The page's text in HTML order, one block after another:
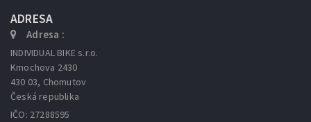
ADRESA
Adresa :
INDIVIDUAL BIKE s.r.o.
Kmochova 2430
430 03, Chomutov
Česká republika
IČO: 27288595